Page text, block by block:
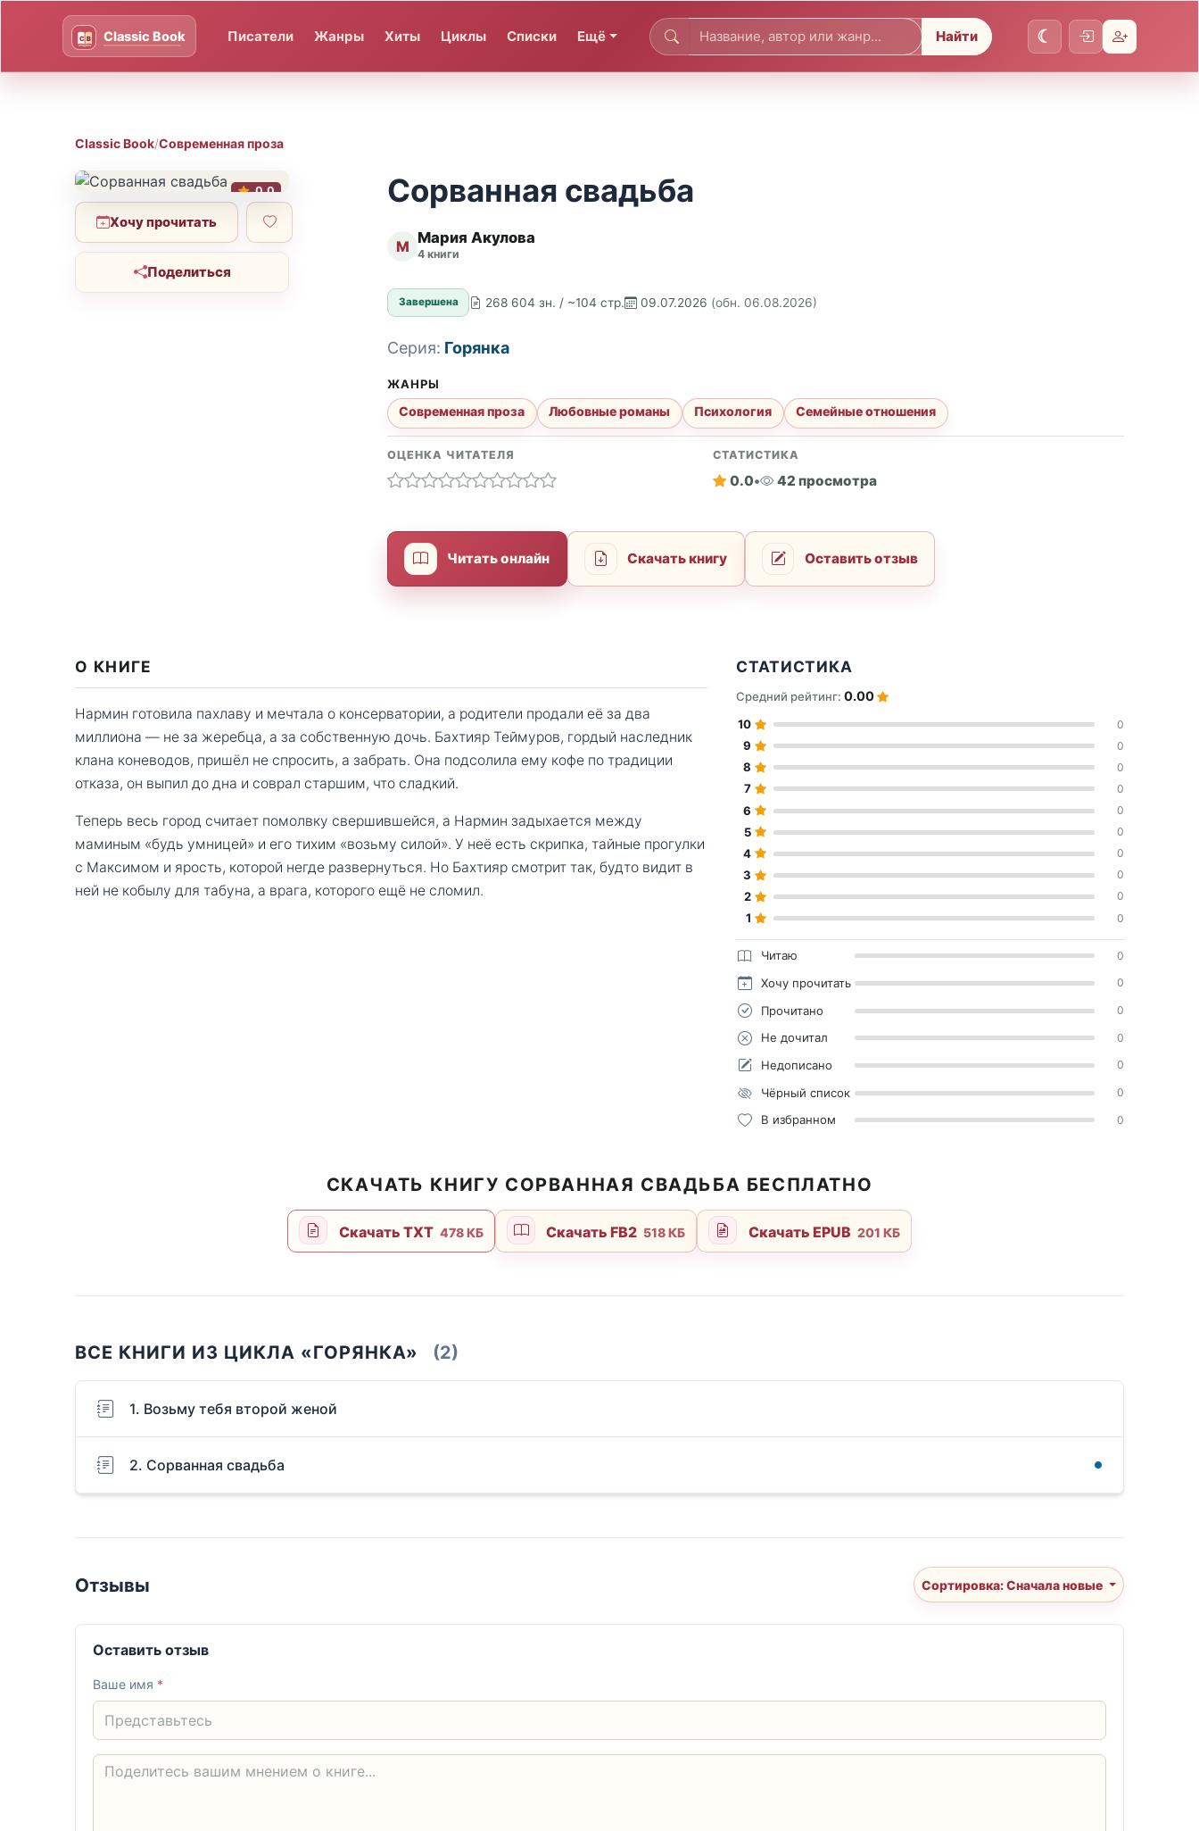
Писатели Жанры Хиты Циклы Списки Ещё Найти
Classic Book/Современная проза
0.0
Хочу прочитать
Поделиться
Сорванная свадьба
М Мария Акулова
4 книги
Завершена 268 604 зн. / ~104 стр. 09.07.2026 (обн. 06.08.2026)
Серия: Горянка
ЖАНРЫ
Современная проза Любовные романы Психология Семейные отношения
ОЦЕНКА ЧИТАТЕЛЯ СТАТИСТИКА
0.0• 42 просмотра
Читать онлайн Скачать книгу Оставить отзыв
О КНИГЕ
Нармин готовила пахлаву и мечтала о консерватории, а родители продали её за два
миллиона — не за жеребца, а за собственную дочь. Бахтияр Теймуров, гордый наследник
клана коневодов, пришёл не спросить, а забрать. Она подсолила ему кофе по традиции
отказа, он выпил до дна и соврал старшим, что сладкий.
Теперь весь город считает помолвку свершившейся, а Нармин задыхается между
маминым «будь умницей» и его тихим «возьму силой». У неё есть скрипка, тайные прогулки
с Максимом и ярость, которой негде развернуться. Но Бахтияр смотрит так, будто видит в
ней не кобылу для табуна, а врага, которого ещё не сломил.
СТАТИСТИКА
Средний рейтинг:0.00
10 0
9 0
8 0
7 0
6 0
5 0
4 0
3 0
2 0
1 0
Читаю 0
Хочу прочитать 0
Прочитано 0
Не дочитал 0
Недописано 0
Чёрный список 0
В избранном 0
СКАЧАТЬ КНИГУ СОРВАННАЯ СВАДЬБА БЕСПЛАТНО
Скачать TXT 478 КБ Скачать FB2 518 КБ Скачать EPUB 201 КБ
ВСЕ КНИГИ ИЗ ЦИКЛА «ГОРЯНКА» (2)
1. Возьму тебя второй женой
2. Сорванная свадьба
Отзывы Сортировка: Сначала новые
Оставить отзыв
Ваше имя *